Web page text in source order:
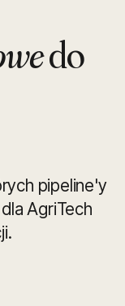
do
pipeline'y
AgriTech